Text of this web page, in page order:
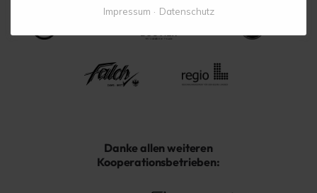
Danke allen weiteren
Kooperationsbetrieben:
Impressum Datenschutz